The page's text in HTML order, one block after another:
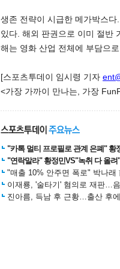
스북 터 공 공유 버블
달기
생존 전략이 시급한 메가박스
있다. 해외 판권으로 이미 절반
해는 영화 산업 전체에 부담으
[스포츠투데이 임시령 기자
<가장 가까이 만나는, 가장
"카톡 멀티 프로필로 관계 은폐" 황
"연락말라" 황정민VS"녹취 다 올
"매출 10% 안주면 폭로" 박나래
이재룡, '술타기' 혐의로 재판…
진아름, 득남 후 근황…출산 후